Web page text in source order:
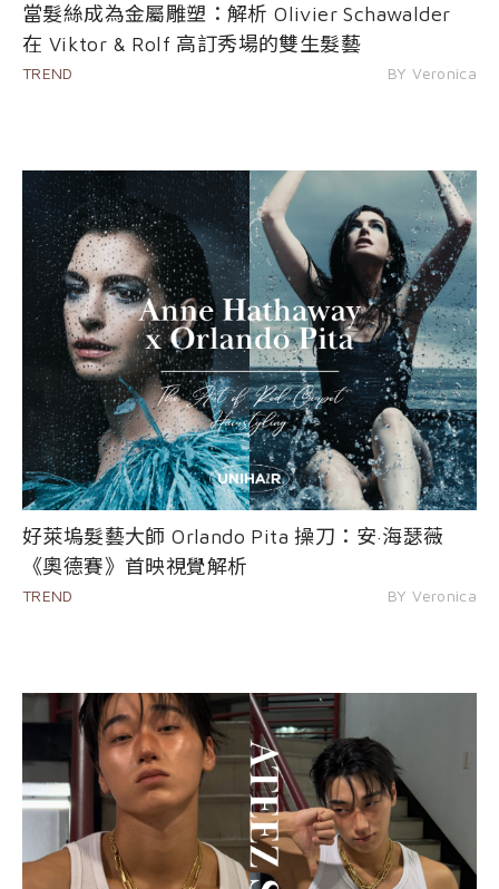
當髮絲成為金屬雕塑：解析 Olivier Schawalder
在 Viktor & Rolf 高訂秀場的雙生髮藝
TREND BY Veronica
好萊塢髮藝大師 Orlando Pita 操刀：安·海瑟薇
《奧德賽》首映視覺解析
TREND BY Veronica